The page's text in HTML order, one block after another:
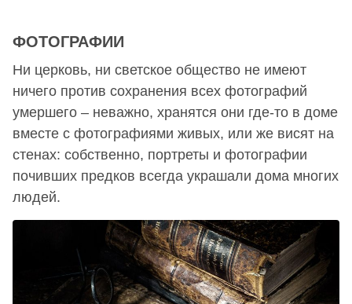
ФОТОГРАФИИ
Ни церковь, ни светское общество не имеют
ничего против сохранения всех фотографий
умершего – неважно, хранятся они где-то в доме
вместе с фотографиями живых, или же висят на
стенах: собственно, портреты и фотографии
почивших предков всегда украшали дома многих
людей.